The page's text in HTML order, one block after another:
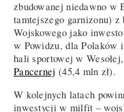
zbudowanej niedawno w
tamtejszego garnizonu)
Wojskowego jako
w Powidzu, dla Polaków
hali sportowej w
Pancernej (45,4 mln zł).
W kolejnych latach
inwestycji w milfit –